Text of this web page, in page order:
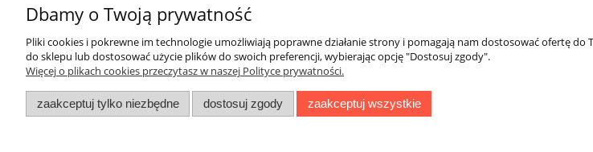
Pomoc
Polityka prywatności
Regulaminy
Faktury i paragony
Koszty dostawy
Sposoby płatności
Twoje zamówienia
Ustawienia konta
Dbamy o Twoją prywatność
Pliki cookies i pokrewne im technologie umożliwiają poprawne działanie strony i pomagają nam dostosować ofertę
do sklepu lub dostosować użycie plików do swoich preferencji, wybierając opcję "Dostosuj zgody".
Więcej o plikach cookies przeczytasz w naszej Polityce prywatności.
zaakceptuj tylko niezbędne dostosuj zgody zaakceptuj wszystkie